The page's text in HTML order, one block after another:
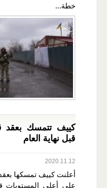
خطة...
كييف تتمسك بعقد
قبل نهاية العام
2020.11.12
أعلنت كييف تمسكها بعقد
على أعلى المستويات